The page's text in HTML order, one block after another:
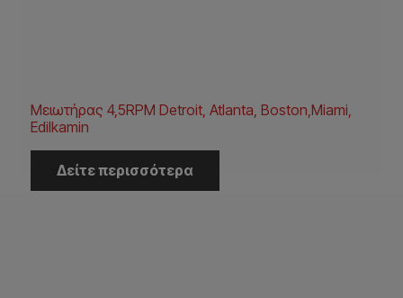
Μειωτήρας 4,5RPM Detroit, Atlanta, Boston,Miami,
Edilkamin
Δείτε περισσότερα